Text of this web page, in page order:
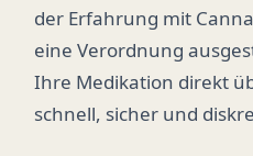
der Erfahrung mit
eine Verordnung
Ihre Medikation direkt
schnell, sicher und